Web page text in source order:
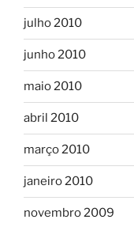
julho 2010
junho 2010
maio 2010
abril 2010
março 2010
janeiro 2010
novembro 2009